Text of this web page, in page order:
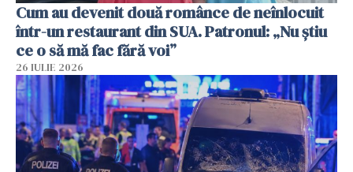
Cum au devenit două românce de neînlocuit
într-un restaurant din SUA. Patronul: „Nu știu
ce o să mă fac fără voi”
26 IULIE 2026